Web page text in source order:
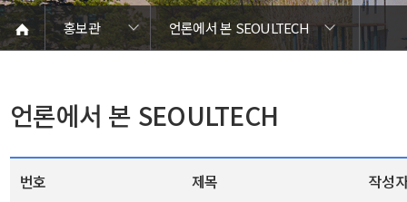
홍보관
언론에서 본 SEOULTECH
서울과기대 소개
열린총장실
대학현황
대학조직
대학상징
홍보관
캠퍼스 안내
학칙 및 규정
홍보관
대학뉴스
연구성과
발전기금/동문
Global
언론에서 본 SEOULTECH
보도자료
브로슈어
학내행사
동영상자료
사진자료
음악자료
언론에서 본 SEOULTECH
번호 제목 작성